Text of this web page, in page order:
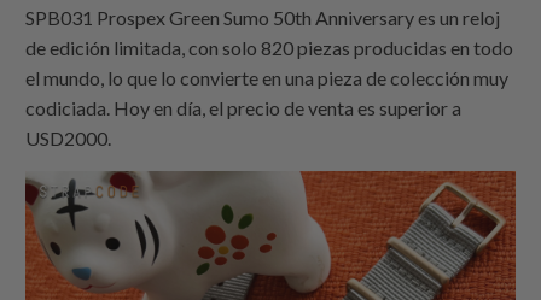
SPB031 Prospex Green Sumo 50th Anniversary es un reloj
de edición limitada, con solo 820 piezas producidas en todo
el mundo, lo que lo convierte en una pieza de colección muy
codiciada. Hoy en día, el precio de venta es superior a
USD2000.